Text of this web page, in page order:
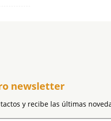
newsletter
y recibe las últimas